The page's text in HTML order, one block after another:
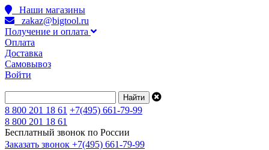
Наши магазины
zakaz@bigtool.ru
Получение и оплата
Оплата
Доставка
Самовывоз
Войти
8 800 201 18 61 +7(495) 661-79-99
8 800 201 18 61
Бесплатный звонок по России
Заказать звонок +7(495) 661-79-99